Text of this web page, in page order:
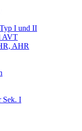
I und II
AVT
AHR
Sek. I